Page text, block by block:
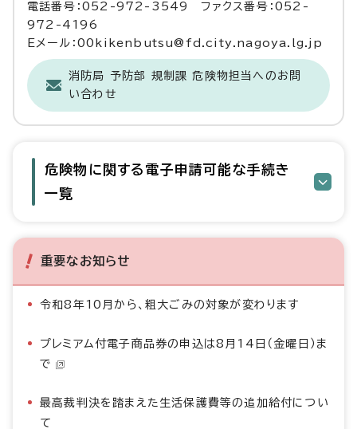
電話番号：052-972-3549 ファクス番号：052-
972-4196
Eメール：00kikenbutsu@fd.city.nagoya.lg.jp
消防局 予防部 規制課 危険物担当へのお問
い合わせ
危険物に関する電子申請可能な手続き
一覧
重要なお知らせ
令和8年10月から、粗大ごみの対象が変わります
プレミアム付電子商品券の申込は8月14日（金曜日）ま
で
最高裁判決を踏まえた生活保護費等の追加給付につい
て